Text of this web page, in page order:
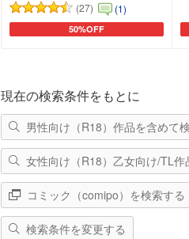
(27)
(1)
50%OFF
カートに追加
現在の検索条件をもとに
男性向け（R18）作品を含めて
女性向け（R18）乙女向け/TL作
コミック（comipo）を検索する
検索条件を変更する